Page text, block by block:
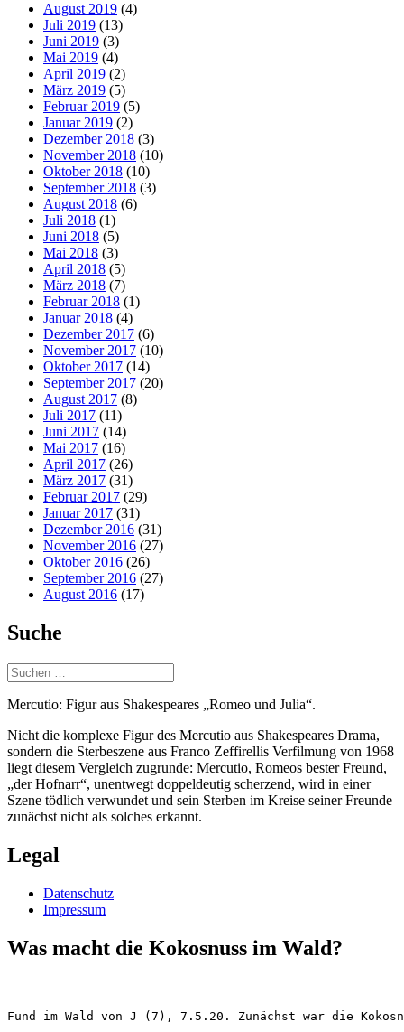
August 2019 (4)
Juli 2019 (13)
Juni 2019 (3)
Mai 2019 (4)
April 2019 (2)
März 2019 (5)
Februar 2019 (5)
Januar 2019 (2)
Dezember 2018 (3)
November 2018 (10)
Oktober 2018 (10)
September 2018 (3)
August 2018 (6)
Juli 2018 (1)
Juni 2018 (5)
Mai 2018 (3)
April 2018 (5)
März 2018 (7)
Februar 2018 (1)
Januar 2018 (4)
Dezember 2017 (6)
November 2017 (10)
Oktober 2017 (14)
September 2017 (20)
August 2017 (8)
Juli 2017 (11)
Juni 2017 (14)
Mai 2017 (16)
April 2017 (26)
März 2017 (31)
Februar 2017 (29)
Januar 2017 (31)
Dezember 2016 (31)
November 2016 (27)
Oktober 2016 (26)
September 2016 (27)
August 2016 (17)
Suche
Suchen
nach:
Mercutio: Figur aus Shakespeares „Romeo und Julia“.
Nicht die komplexe Figur des Mercutio aus Shakespeares Drama,
sondern die Sterbeszene aus Franco Zeffirellis Verfilmung von 1968
liegt diesem Vergleich zugrunde: Mercutio, Romeos bester Freund,
„der Hofnarr“, unentwegt doppeldeutig scherzend, wird in einer
Szene tödlich verwundet und sein Sterben im Kreise seiner Freunde
zunächst nicht als solches erkannt.
Legal
Datenschutz
Impressum
Was macht die Kokosnuss im Wald?
Fund im Wald von J (7), 7.5.20. Zunächst war die